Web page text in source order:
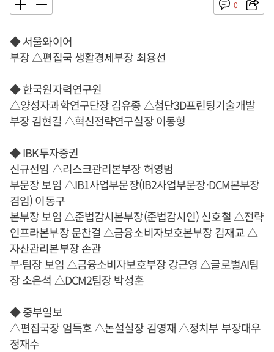
0
◆ 서울와이어
부장 △편집국 생활경제부장 최용선
◆ 한국원자력연구원
△양성자과학연구단장 김유종 △첨단3D프린팅기술개발
부장 김현길 △혁신전략연구실장 이동형
◆ IBK투자증권
신규선임 △리스크관리본부장 허영범
부문장 보임 △IB1사업부문장(IB2사업부문장·DCM본부장
겸임) 이동구
본부장 보임 △준법감시본부장(준법감시인) 신호철 △전략
인프라본부장 문찬걸 △금융소비자보호본부장 김재교 △
자산관리본부장 손관
부·팀장 보임 △금융소비자보호부장 강근영 △글로벌AI팀
장 소은석 △DCM2팀장 박성훈
◆ 중부일보
△편집국장 엄득호 △논설실장 김영재 △정치부 부장대우
정재수